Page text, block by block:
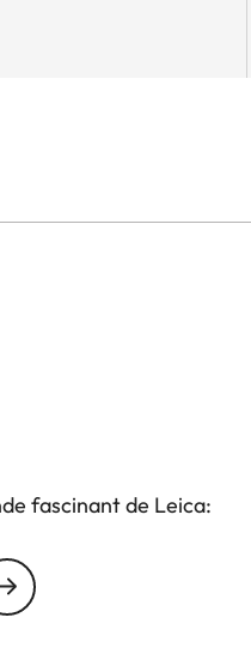
fascinant de Leica: